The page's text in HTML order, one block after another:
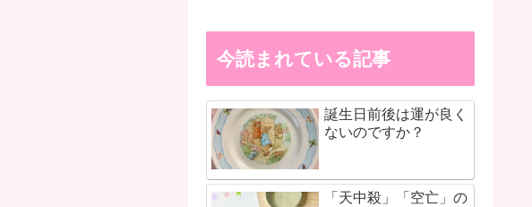
今読まれている記事
誕生日前後は運が良く
ないのですか？
「天中殺」「空亡」の